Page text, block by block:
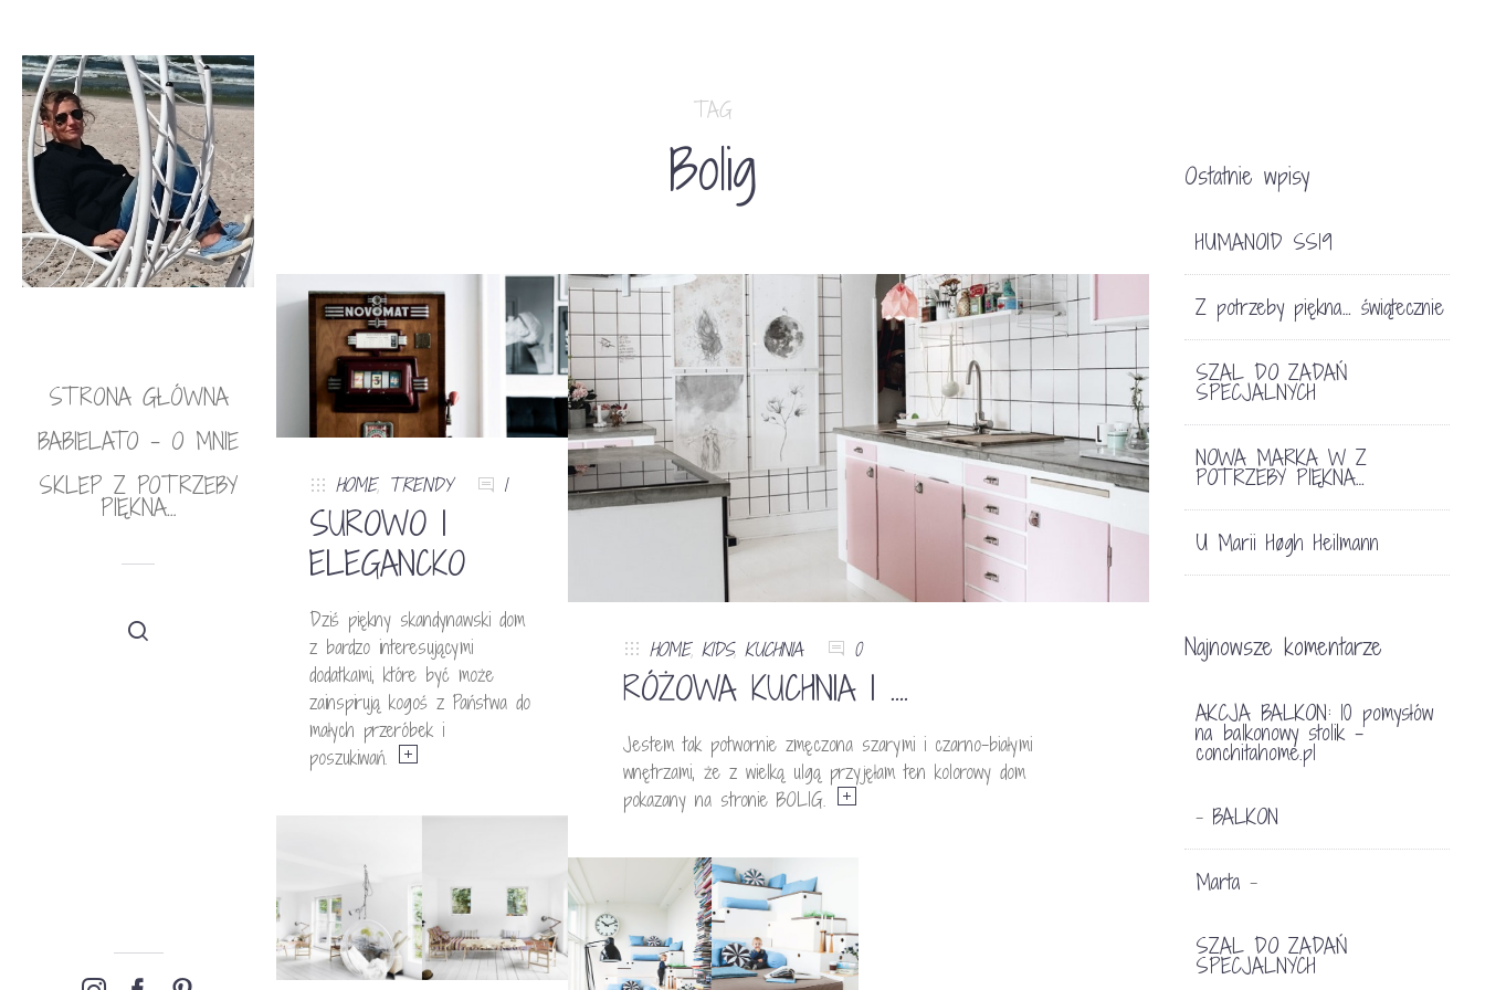
STRONA GŁÓWNA
BABIELATO – O MNIE
SKLEP Z POTRZEBY
PIĘKNA…
TAG
Bolig
HOME, TRENDY 1
SUROWO I
ELEGANCKO
Dziś piękny skandynawski dom
z bardzo interesującymi
dodatkami, które być może
zainspirują kogoś z Państwa do
małych przeróbek i
poszukiwań.
HOME, KIDS, KUCHNIA 0
RÓŻOWA KUCHNIA I ….
Jestem tak potwornie zmęczona szarymi i czarno-białymi
wnętrzami, że z wielką ulgą przyjęłam ten kolorowy dom
pokazany na stronie BOLIG.
Ostatnie wpisy
HUMANOID SS19
Z potrzeby piękna… świątecznie
SZAL DO ZADAŃ
SPECJALNYCH
NOWA MARKA W Z
POTRZEBY PIĘKNA…
U Marii Høgh Heilmann
Najnowsze komentarze
AKCJA BALKON: 10 pomysłów
na balkonowy stolik -
conchitahome.pl
- BALKON
Marta -
SZAL DO ZADAŃ
SPECJALNYCH